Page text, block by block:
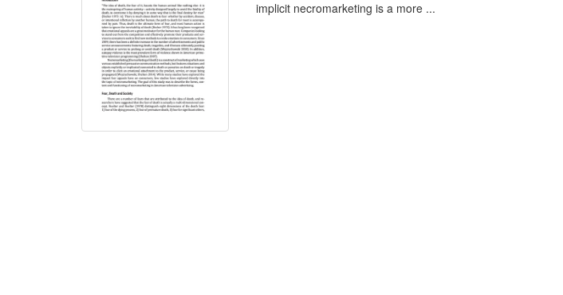
implicit necromarketing is a more ...